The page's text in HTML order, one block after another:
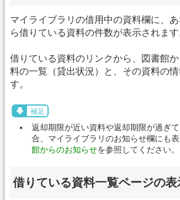
マイライブラリの借用中の資料欄に、
ら借りている資料の件数が表示されます
借りている資料のリンクから、図書館
料の一覧（貸出状況）と、その資料の
す。
補足
返却期限が近い資料や返却期限が過ぎ
合、マイライブラリのお知らせ欄にも表
館からのお知らせを参照してください。
借りている資料一覧ページの表